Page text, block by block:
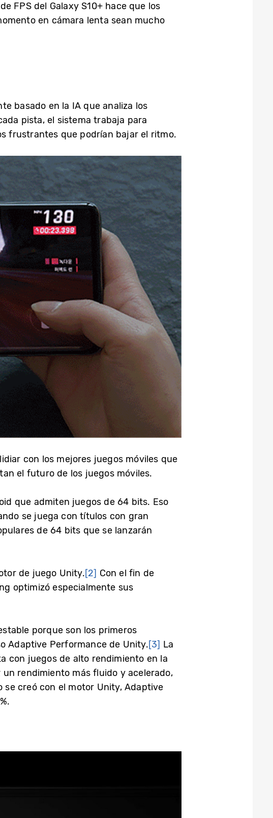
FPS del Galaxy S10+ hace que los
en cámara lenta sean mucho
basado en la IA que analiza los
pista, el sistema trabaja para
frustrantes que podrían bajar el ritmo.
con los mejores juegos móviles que
el futuro de los juegos móviles.
que admiten juegos de 64 bits. Eso
se juega con títulos con gran
de 64 bits que se lanzarán
de juego Unity.[2] Con el fin de
optimizó especialmente sus
porque son los primeros
Adaptive Performance de Unity.[3] La
con juegos de alto rendimiento en la
rendimiento más fluido y acelerado,
creó con el motor Unity, Adaptive